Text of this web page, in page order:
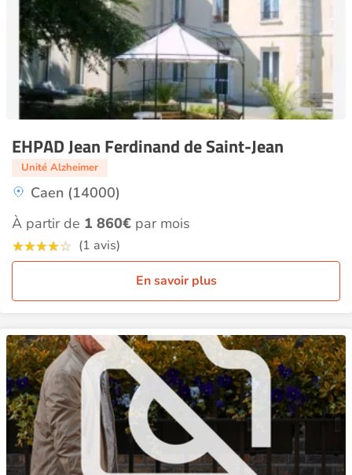
EHPAD Jean Ferdinand de Saint-Jean
Unité Alzheimer
Caen (14000)
À partir de 1 860€ par mois
(1 avis)
En savoir plus